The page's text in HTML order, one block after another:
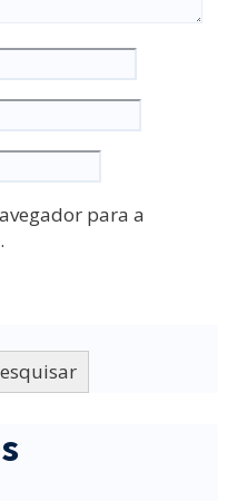
para a